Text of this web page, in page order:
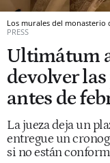
Los murales del monasterio
PRESS
Ultimátum
devolver
antes de
La jueza deja un
entregue un
si no están